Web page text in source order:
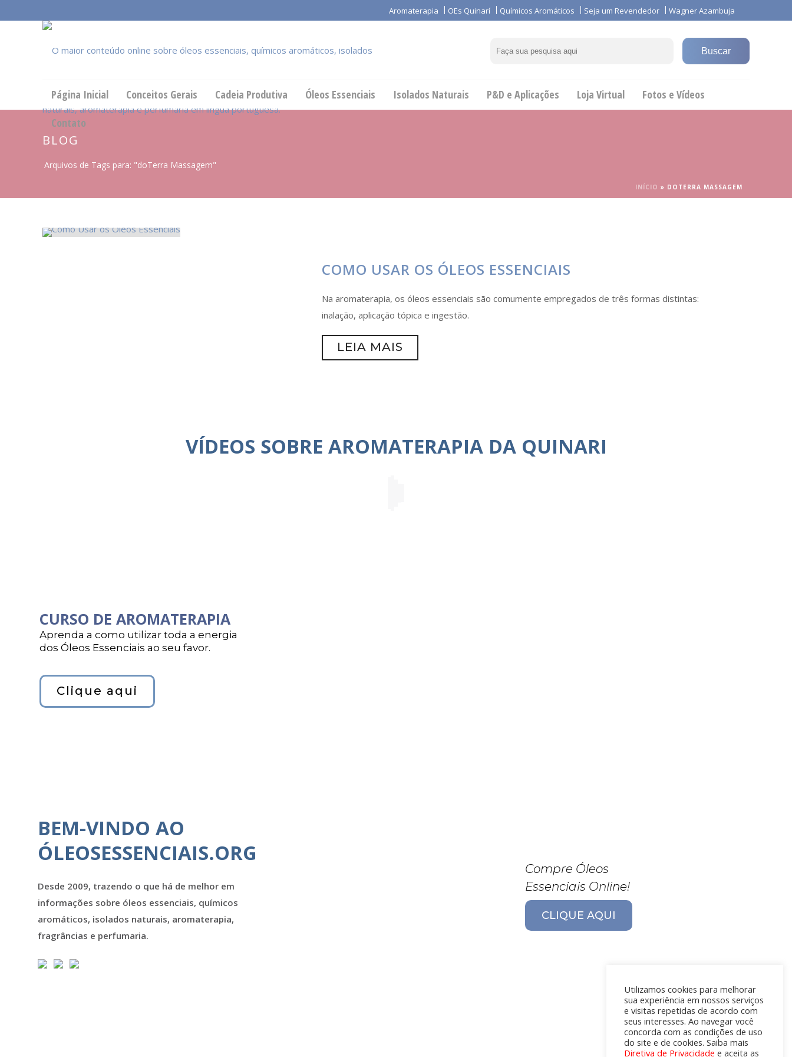
Aromaterapia OEs Quinarí Químicos Aromáticos Seja um Revendedor Wagner Azambuja
Página Inicial Conceitos Gerais Cadeia Produtiva Óleos Essenciais Isolados Naturais P&D e Aplicações Loja Virtual
Fotos e Vídeos
Contato
BLOG
Arquivos de Tags para: "doTerra Massagem"
INÍCIO » DOTERRA MASSAGEM
COMO USAR OS ÓLEOS ESSENCIAIS
Na aromaterapia, os óleos essenciais são comumente empregados de três formas distintas:
inalação, aplicação tópica e ingestão.
LEIA MAIS
VÍDEOS SOBRE AROMATERAPIA DA QUINARI
CURSO DE AROMATERAPIA
Aprenda a como utilizar toda a energia
dos Óleos Essenciais ao seu favor.
Clique aqui
BEM-VINDO AO
ÓLEOSESSENCIAIS.ORG
Desde 2009, trazendo o que há de melhor em
informações sobre óleos essenciais, químicos
aromáticos, isolados naturais, aromaterapia,
fragrâncias e perfumaria.
Compre Óleos
Essenciais Online!
CLIQUE AQUI
Utilizamos cookies para melhorar
sua experiência em nossos serviços
e visitas repetidas de acordo com
seus interesses. Ao navegar você
concorda com as condições de uso
do site e de cookies. Saiba mais
Diretiva de Privacidade e aceita as